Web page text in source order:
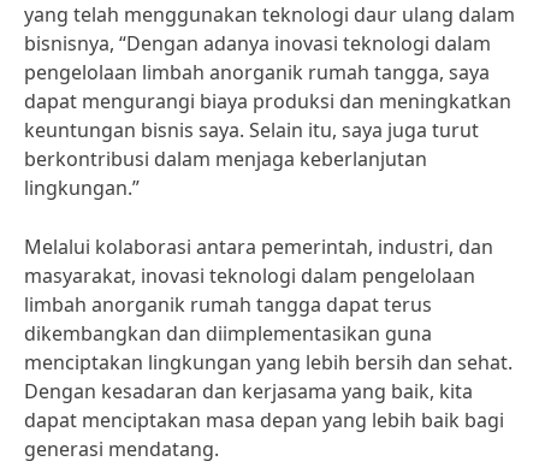
yang telah menggunakan teknologi daur ulang dalam
bisnisnya, “Dengan adanya inovasi teknologi dalam
pengelolaan limbah anorganik rumah tangga, saya
dapat mengurangi biaya produksi dan meningkatkan
keuntungan bisnis saya. Selain itu, saya juga turut
berkontribusi dalam menjaga keberlanjutan
lingkungan.”
Melalui kolaborasi antara pemerintah, industri, dan
masyarakat, inovasi teknologi dalam pengelolaan
limbah anorganik rumah tangga dapat terus
dikembangkan dan diimplementasikan guna
menciptakan lingkungan yang lebih bersih dan sehat.
Dengan kesadaran dan kerjasama yang baik, kita
dapat menciptakan masa depan yang lebih baik bagi
generasi mendatang.